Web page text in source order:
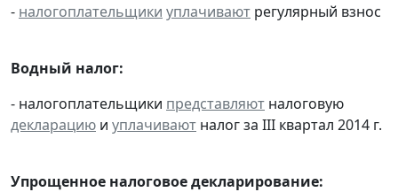
- налогоплательщики уплачивают регулярный взнос
Водный налог:
- налогоплательщики представляют налоговую
декларацию и уплачивают налог за III квартал 2014 г.
Упрощенное налоговое декларирование: